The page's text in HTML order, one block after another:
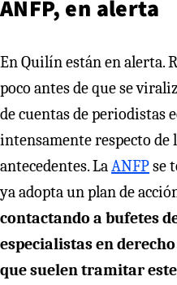
ANFP, en alerta
En Quilín están en alerta.
poco antes de que se
de cuentas de periodistas
intensamente respecto de
antecedentes. LaANFPse
ya adopta un plan de
contactando a bufetes
especialistas en
que suelen tramitar